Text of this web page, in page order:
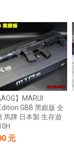
入購物車
】MARUI
GBB 黑銀版 全
馬牌 日本製 生存遊
元